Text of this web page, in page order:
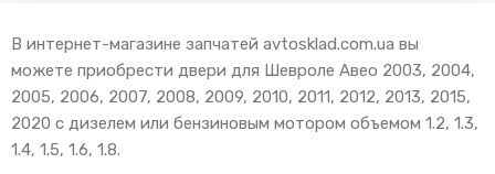
В интернет-магазине запчатей avtosklad.com.ua вы
можете приобрести двери для Шевроле Авео 2003, 2004,
2005, 2006, 2007, 2008, 2009, 2010, 2011, 2012, 2013, 2015,
2020 с дизелем или бензиновым мотором объемом 1.2, 1.3,
1.4, 1.5, 1.6, 1.8.